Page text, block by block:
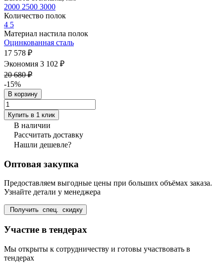
2000 2500 3000
Количество полок
4 5
Материал настила полок
Оцинкованная сталь
17 578 ₽
Экономия 3 102 ₽
20 680 ₽
-15%
В корзину
Купить в 1 клик
В наличии
Рассчитать доставку
Нашли дешевле?
Оптовая закупка
Предоставляем выгодные цены при больших объёмах заказа.
Узнайте детали у менеджера
Получить спец. скидку
Участие в тендерах
Мы открыты к сотрудничеству и готовы участвовать в
тендерах